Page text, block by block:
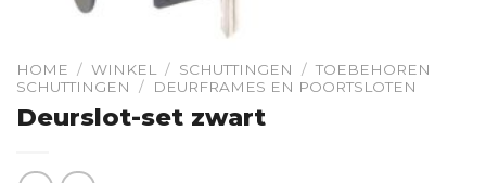
HOME / WINKEL / SCHUTTINGEN / TOEBEHOREN
SCHUTTINGEN
/ DEURFRAMES EN POORTSLOTEN
Deurslot-set zwart